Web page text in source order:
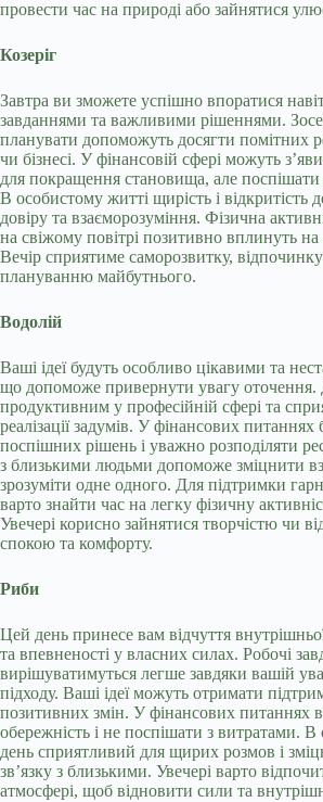
провести час на природі або зайнятися
Козеріг
Завтра ви зможете успішно впоратися
завданнями та важливими рішеннями.
планувати допоможуть досягти помітних
чи бізнесі. У фінансовій сфері можуть
для покращення становища, але поспішати
В особистому житті щирість і відкритість
довіру та взаєморозуміння. Фізична
на свіжому повітрі позитивно вплинуть
Вечір сприятиме саморозвитку,
плануванню майбутнього.
Водолій
Ваші ідеї будуть особливо цікавими та
що допоможе привернути увагу оточення.
продуктивним у професійній сфері та
реалізації задумів. У фінансових
поспішних рішень і уважно розподіляти
з близькими людьми допоможе зміцнити
зрозуміти одне одного. Для підтримки
варто знайти час на легку фізичну
Увечері корисно зайнятися творчістю чи
спокою та комфорту.
Риби
Цей день принесе вам відчуття
та впевненості у власних силах. Робочі
вирішуватимуться легше завдяки вашій
підходу. Ваші ідеї можуть отримати
позитивних змін. У фінансових питаннях
обережність і не поспішати з витратами.
день сприятливий для щирих розмов і
зв’язку з близькими. Увечері варто
атмосфері, щоб відновити сили та